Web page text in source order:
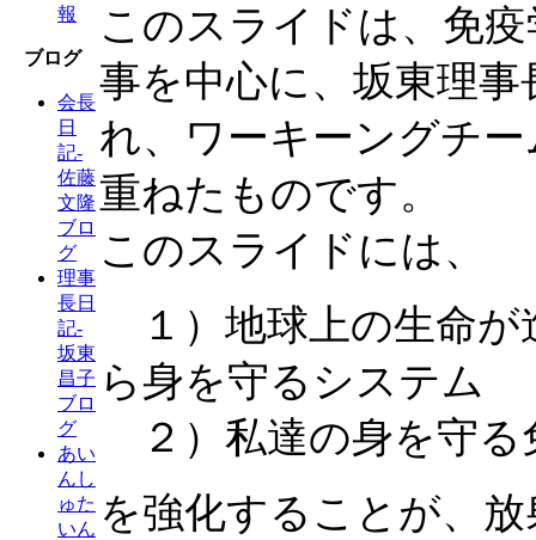
報
ブログ
会長
日
記-
佐藤
文隆
ブロ
グ
理事
長日
記-
坂東
昌子
ブロ
グ
あい
んし
ゅた
いん
このスライドは、免
事を中心に、坂東理
れ、ワーキーングチ
重ねたものです。
このスライドには、
１）地球上の生命が
ら身を守るシステム
２）私達の身を守る
を強化することが、